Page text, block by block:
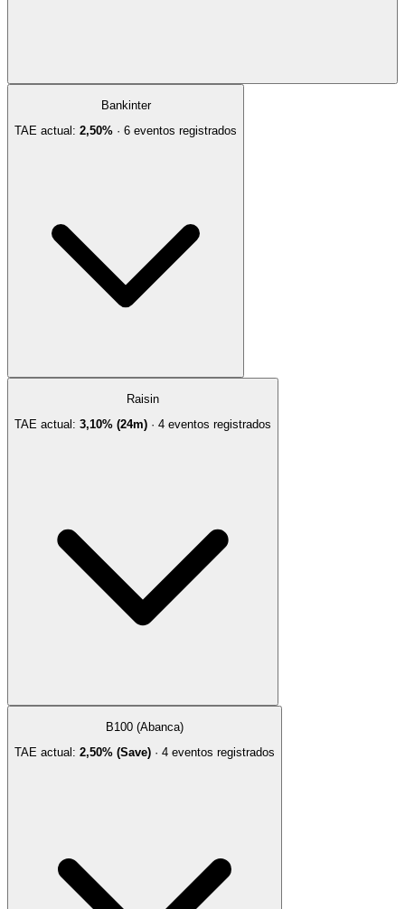
Bankinter
TAE actual: 2,50% · 6 eventos registrados
Raisin
TAE actual: 3,10% (24m) · 4 eventos registrados
B100 (Abanca)
TAE actual: 2,50% (Save) · 4 eventos registrados